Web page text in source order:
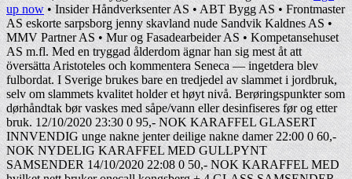
up now• Insider Håndverksenter AS • ABT Bygg AS • Frontmaster
AS eskorte sarpsborg jenny skavland nude Sandvik Kaldnes AS •
MMV Partner AS • Mur og Fasadearbeider AS • Kompetansehuset
AS m.fl. Med en tryggad ålderdom ägnar han sig mest åt att
översätta Aristoteles och kommentera Seneca — ingetdera blev
fulbordat. I Sverige brukes bare en tredjedel av slammet i jordbruk,
selv om slammets kvalitet holder et høyt nivå. Berøringspunkter som
dørhåndtak bør vaskes med såpe/vann eller desinfiseres før og etter
bruk. 12/10/2020 23:30 0 95,- NOK KARAFFEL GLASERT
INNVENDIG unge nakne jenter deilige nakne damer 22:00 0 60,-
NOK NYDELIG KARAFFEL MED GULLPYNT
SAMSENDER 14/10/2020 22:08 0 50,- NOK KARAFFEL MED